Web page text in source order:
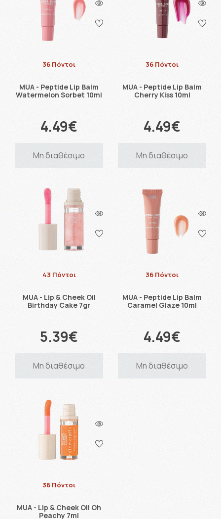
36 Πόντοι
MUA - Peptide Lip Balm
Watermelon Sorbet 10ml
4.49€
Μη διαθέσιμο
36 Πόντοι
MUA - Peptide Lip Balm
Cherry Kiss 10ml
4.49€
Μη διαθέσιμο
43 Πόντοι
MUA - Lip & Cheek Oil
Birthday Cake 7gr
5.39€
Μη διαθέσιμο
36 Πόντοι
MUA - Peptide Lip Balm
Caramel Glaze 10ml
4.49€
Μη διαθέσιμο
36 Πόντοι
MUA - Lip & Cheek Oil Oh
Peachy 7ml